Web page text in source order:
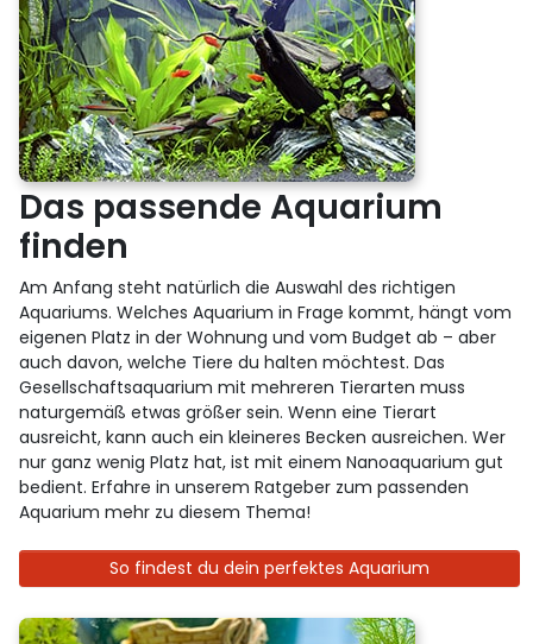
Das passende Aquarium
finden
Am Anfang steht natürlich die Auswahl des richtigen
Aquariums. Welches Aquarium in Frage kommt, hängt vom
eigenen Platz in der Wohnung und vom Budget ab – aber
auch davon, welche Tiere du halten möchtest. Das
Gesellschaftsaquarium mit mehreren Tierarten muss
naturgemäß etwas größer sein. Wenn eine Tierart
ausreicht, kann auch ein kleineres Becken ausreichen. Wer
nur ganz wenig Platz hat, ist mit einem Nanoaquarium gut
bedient. Erfahre in unserem Ratgeber zum passenden
Aquarium mehr zu diesem Thema!
So findest du dein perfektes Aquarium